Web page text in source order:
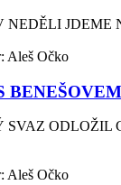
JDEME
Aleš Očko
ODLOŽIL
Aleš Očko